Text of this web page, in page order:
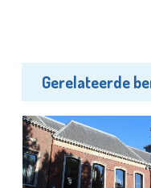
Gerelateerde